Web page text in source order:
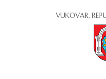
VUKOVAR,